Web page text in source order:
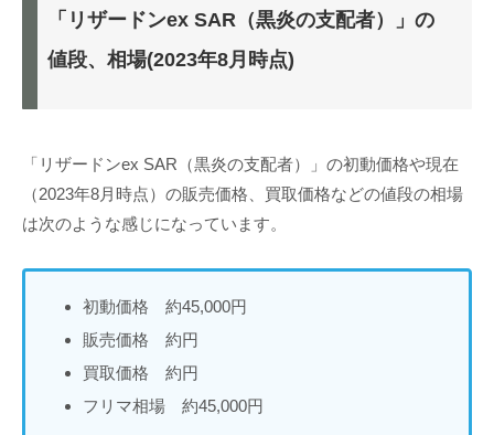
「リザードンex SAR（黒炎の支配者）」の
値段、相場(2023年8月時点)
「リザードンex SAR（黒炎の支配者）」の初動価格や現在
（2023年8月時点）の販売価格、買取価格などの値段の相場
は次のような感じになっています。
初動価格 約45,000円
販売価格 約円
買取価格 約円
フリマ相場 約45,000円